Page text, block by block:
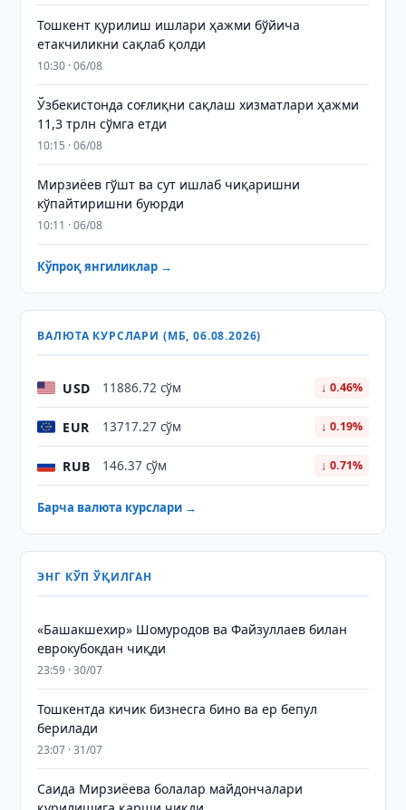
Тошкент қурилиш ишлари ҳажми бўйича
етакчиликни сақлаб қолди
10:30 · 06/08
Ўзбекистонда соғлиқни сақлаш хизматлари ҳажми
11,3 трлн сўмга етди
10:15 · 06/08
Мирзиёев гўшт ва сут ишлаб чиқаришни
кўпайтиришни буюрди
10:11 · 06/08
Кўпроқ янгиликлар →
ВАЛЮТА КУРСЛАРИ (МБ, 06.08.2026)
USD 11886.72 сўм ↓ 0.46%
EUR 13717.27 сўм ↓ 0.19%
RUB 146.37 сўм ↓ 0.71%
Барча валюта курслари →
ЭНГ КЎП ЎҚИЛГАН
«Башакшехир» Шомуродов ва Файзуллаев билан
еврокубокдан чиқди
23:59 · 30/07
Тошкентда кичик бизнесга бино ва ер бепул
берилади
23:07 · 31/07
Саида Мирзиёева болалар майдончалари